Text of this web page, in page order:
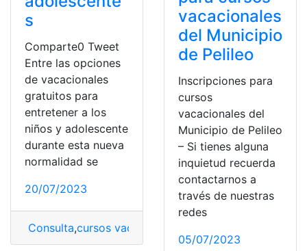
s
Comparte0 Tweet
Entre las opciones
de vacacionales
gratuitos para
entretener a los
niños y adolescente
durante esta nueva
normalidad se
20/07/2023
Consulta,cursos vacacionales
vacacionales
del Municipio
de Pelileo
Inscripciones para
cursos
vacacionales del
Municipio de Pelileo
– Si tienes alguna
inquietud recuerda
contactarnos a
través de nuestras
redes
05/07/2023